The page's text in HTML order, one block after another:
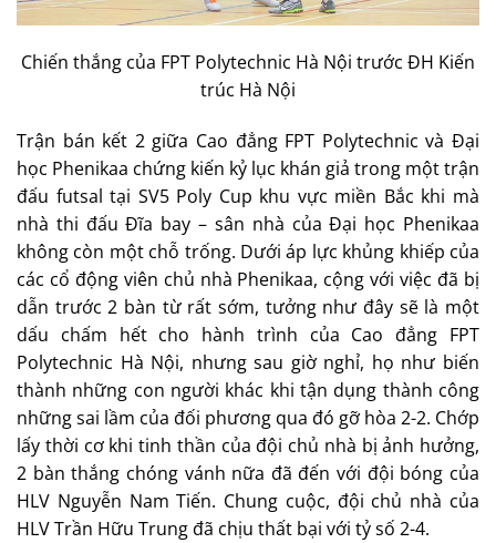
Chiến thắng của FPT Polytechnic Hà Nội trước ĐH Kiến
trúc Hà Nội
Trận bán kết 2 giữa Cao đẳng FPT Polytechnic và Đại
học Phenikaa chứng kiến kỷ lục khán giả trong một trận
đấu futsal tại SV5 Poly Cup khu vực miền Bắc khi mà
nhà thi đấu Đĩa bay – sân nhà của Đại học Phenikaa
không còn một chỗ trống. Dưới áp lực khủng khiếp của
các cổ động viên chủ nhà Phenikaa, cộng với việc đã bị
dẫn trước 2 bàn từ rất sớm, tưởng như đây sẽ là một
dấu chấm hết cho hành trình của Cao đẳng FPT
Polytechnic Hà Nội, nhưng sau giờ nghỉ, họ như biến
thành những con người khác khi tận dụng thành công
những sai lầm của đối phương qua đó gỡ hòa 2-2. Chớp
lấy thời cơ khi tinh thần của đội chủ nhà bị ảnh hưởng,
2 bàn thắng chóng vánh nữa đã đến với đội bóng của
HLV Nguyễn Nam Tiến. Chung cuộc, đội chủ nhà của
HLV Trần Hữu Trung đã chịu thất bại với tỷ số 2-4.